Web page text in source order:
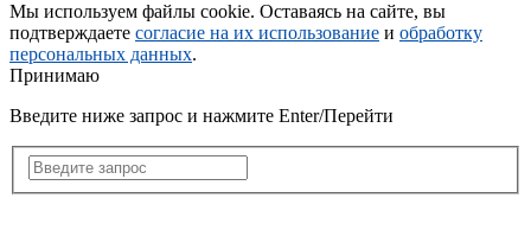
Мы используем файлы cookie. Оставаясь на сайте, вы
подтверждаете согласие на их использование и обработку
персональных данных.
Принимаю
Введите ниже запрос и нажмите Enter/Перейти